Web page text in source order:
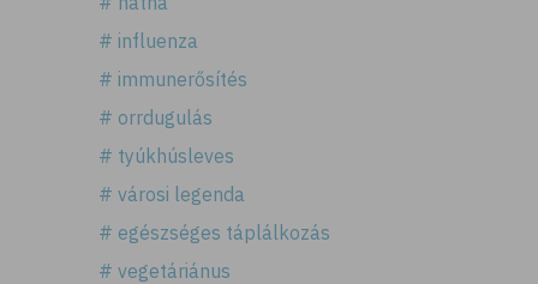
# influenza
# immunerősítés
# orrdugulás
# tyúkhúsleves
# városi legenda
# egészséges táplálkozás
# vegetáriánus